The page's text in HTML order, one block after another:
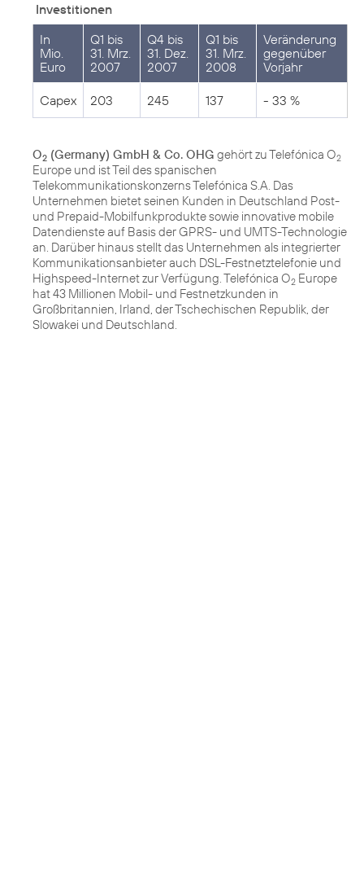
Investitionen
In
Mio.
Euro
Q1 bis
31. Mrz.
2007
Q4 bis
31. Dez.
2007
Q1 bis
31. Mrz.
2008
Veränderung
gegenüber
Vorjahr
Capex 203 245 137 - 33 %
O2 (Germany) GmbH & Co. OHG gehört zu Telefónica O2
Europe und ist Teil des spanischen
Telekommunikationskonzerns Telefónica S.A. Das
Unternehmen bietet seinen Kunden in Deutschland Post-
und Prepaid-Mobilfunkprodukte sowie innovative mobile
Datendienste auf Basis der GPRS- und UMTS-Technologie
an. Darüber hinaus stellt das Unternehmen als integrierter
Kommunikationsanbieter auch DSL-Festnetztelefonie und
Highspeed-Internet zur Verfügung. Telefónica O2 Europe
hat 43 Millionen Mobil- und Festnetzkunden in
Großbritannien, Irland, der Tschechischen Republik, der
Slowakei und Deutschland.